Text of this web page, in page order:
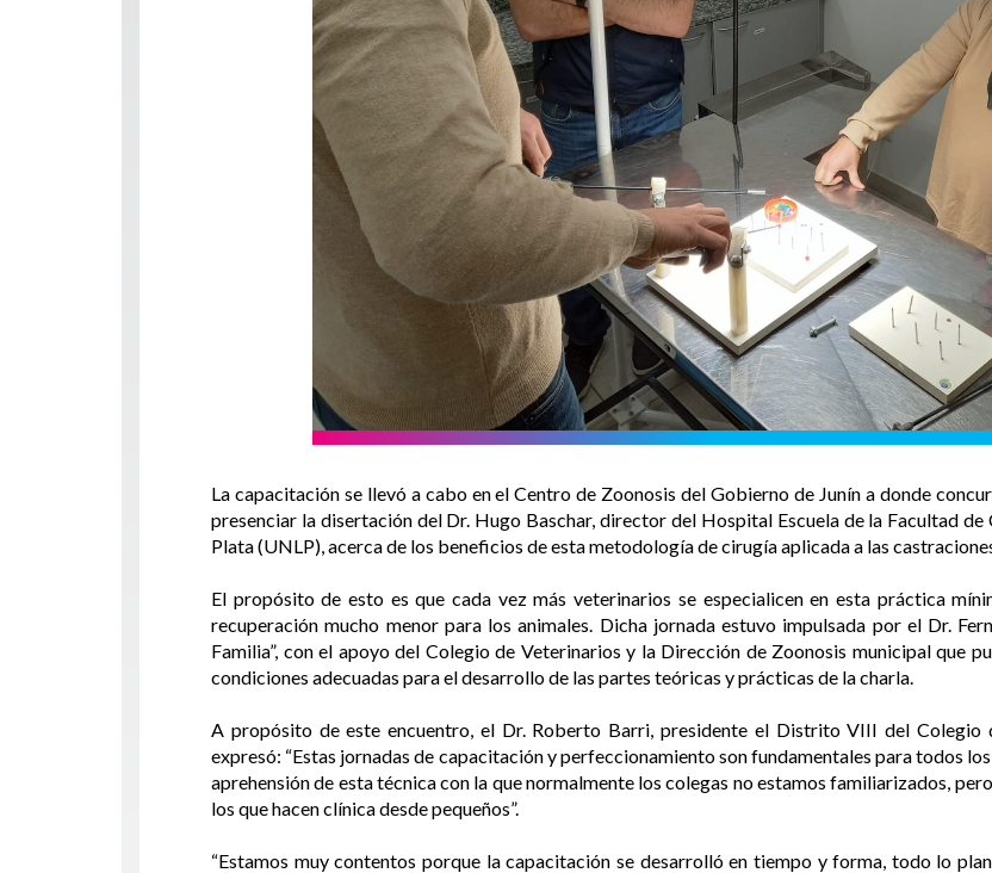
La capacitación se llevó a cabo en el Centro de Zoonosis del Gobierno de Junín a donde
presenciar la disertación del Dr. Hugo Baschar, director del Hospital Escuela de la Facultad
Plata (UNLP), acerca de los beneficios de esta metodología de cirugía aplicada a las
El propósito de esto es que cada vez más veterinarios se especialicen en esta práctica
recuperación mucho menor para los animales. Dicha jornada estuvo impulsada por el Dr.
Familia”, con el apoyo del Colegio de Veterinarios y la Dirección de Zoonosis municipal que
condiciones adecuadas para el desarrollo de las partes teóricas y prácticas de la charla.
A propósito de este encuentro, el Dr. Roberto Barri, presidente el Distrito VIII del Colegio
expresó: “Estas jornadas de capacitación y perfeccionamiento son fundamentales para todos
aprehensión de esta técnica con la que normalmente los colegas no estamos familiarizados,
los que hacen clínica desde pequeños”.
“Estamos muy contentos porque la capacitación se desarrolló en tiempo y forma, todo lo